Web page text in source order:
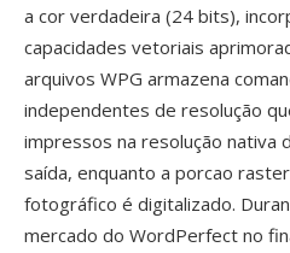
a cor verdadeira (24 bits),
capacidades vetoriais
arquivos WPG armazena
independentes de resolução
impressos na resolução nativa
saída, enquanto a porcao
fotográfico é digitalizado.
mercado do WordPerfect no